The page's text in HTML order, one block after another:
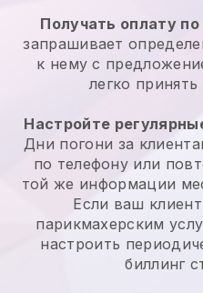
Получать оплату
запрашивает
к нему с
легко
Настройте
Дни погони за
по телефону или
той же информации
Если ваш
парикмахерским
настроить
биллинг